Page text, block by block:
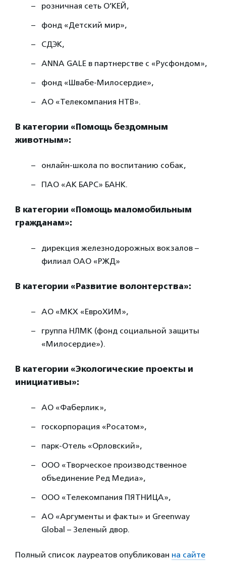
розничная сеть О’КЕЙ,
фонд «Детский мир»,
СДЭК,
ANNA GALE в партнерстве с «Русфондом»,
фонд «Швабе-Милосердие»,
АО «Телекомпания НТВ».
В категории «Помощь бездомным
животным»:
онлайн-школа по воспитанию собак,
ПАО «АК БАРС» БАНК.
В категории «Помощь маломобильным
гражданам»:
дирекция железнодорожных вокзалов –
филиал ОАО «РЖД»
В категории «Развитие волонтерства»:
AO «МКХ «ЕвроХИМ»,
группа НЛМК (фонд социальной защиты
«Милосердие»).
В категории «Экологические проекты и
инициативы»:
AO «Фаберлик»,
госкорпорация «Росатом»,
парк-Отель «Орловский»,
ООО «Творческое производственное
объединение Ред Медиа»,
ООО «Телекомпания ПЯТНИЦА»,
АО «Аргументы и факты» и Greenway
Global – Зеленый двор.
Полный список лауреатов опубликован на сайте